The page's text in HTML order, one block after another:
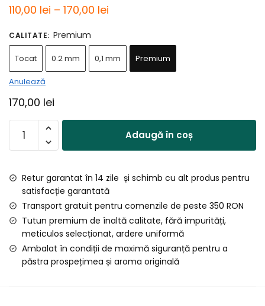
110,00 lei – 170,00 lei
prețuri:
110,00 lei
CALITATE: Premium
Tocat 0.2 mm 0,1 mm Premium
Anulează
170,00 lei
Cantitate
Tutun
L&M
la
Galeata
si
Punga,
KG
Adaugă în coș
Retur garantat în 14 zile și schimb cu alt produs pentru
satisfacție garantată
Transport gratuit pentru comenzile de peste 350 RON
Tutun premium de înaltă calitate, fără impurități,
meticulos selecționat, ardere uniformă
Ambalat în condiții de maximă siguranță pentru a
păstra prospețimea și aroma originală